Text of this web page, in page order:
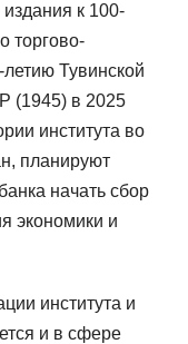
к 100-
торгово-
Тувинской
(1945) в 2025
института во
планируют
начать сбор
экономики и
института и
и в сфере